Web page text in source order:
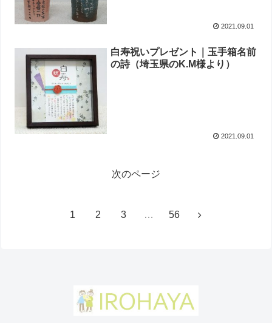
2021.09.01
白寿祝いプレゼント｜玉手箱名前
の詩（埼玉県のK.M様より）
2021.09.01
次のページ
1 2 3 … 56